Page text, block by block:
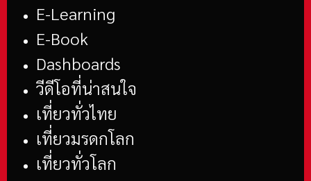
E-Learning
E-Book
Dashboards
วีดีโอที่น่าสนใจ
เที่ยวทั่วไทย
เที่ยวมรดกโลก
เที่ยวทั่วโลก